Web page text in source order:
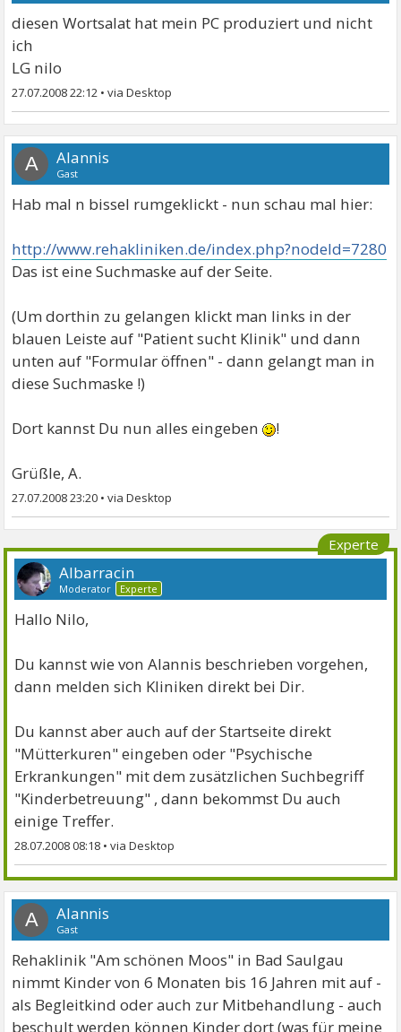
diesen Wortsalat hat mein PC produziert und nicht
ich
LG nilo
27.07.2008 22:12 •
A Alannis
Gast
Hab mal n bissel rumgeklickt - nun schau mal hier:
http://www.rehakliniken.de/index.php?nodeId=7280
Das ist eine Suchmaske auf der Seite.
(Um dorthin zu gelangen klickt man links in der
blauen Leiste auf "Patient sucht Klinik" und dann
unten auf "Formular öffnen" - dann gelangt man in
diese Suchmaske !)
Dort kannst Du nun alles eingeben !
Grüßle, A.
27.07.2008 23:20 •
Experte
Albarracin
Moderator Experte
Hallo Nilo,
Du kannst wie von Alannis beschrieben vorgehen,
dann melden sich Kliniken direkt bei Dir.
Du kannst aber auch auf der Startseite direkt
"Mütterkuren" eingeben oder "Psychische
Erkrankungen" mit dem zusätzlichen Suchbegriff
"Kinderbetreuung" , dann bekommst Du auch
einige Treffer.
28.07.2008 08:18 •
A Alannis
Gast
Rehaklinik "Am schönen Moos" in Bad Saulgau
nimmt Kinder von 6 Monaten bis 16 Jahren mit auf -
als Begleitkind oder auch zur Mitbehandlung - auch
beschult werden können Kinder dort (was für meine